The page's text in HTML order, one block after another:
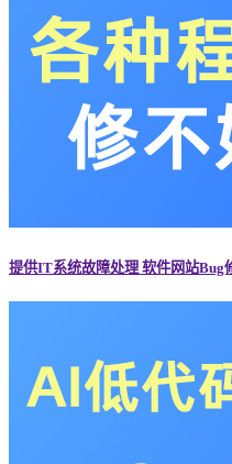
提供IT系统故障处理 软件网站Bug